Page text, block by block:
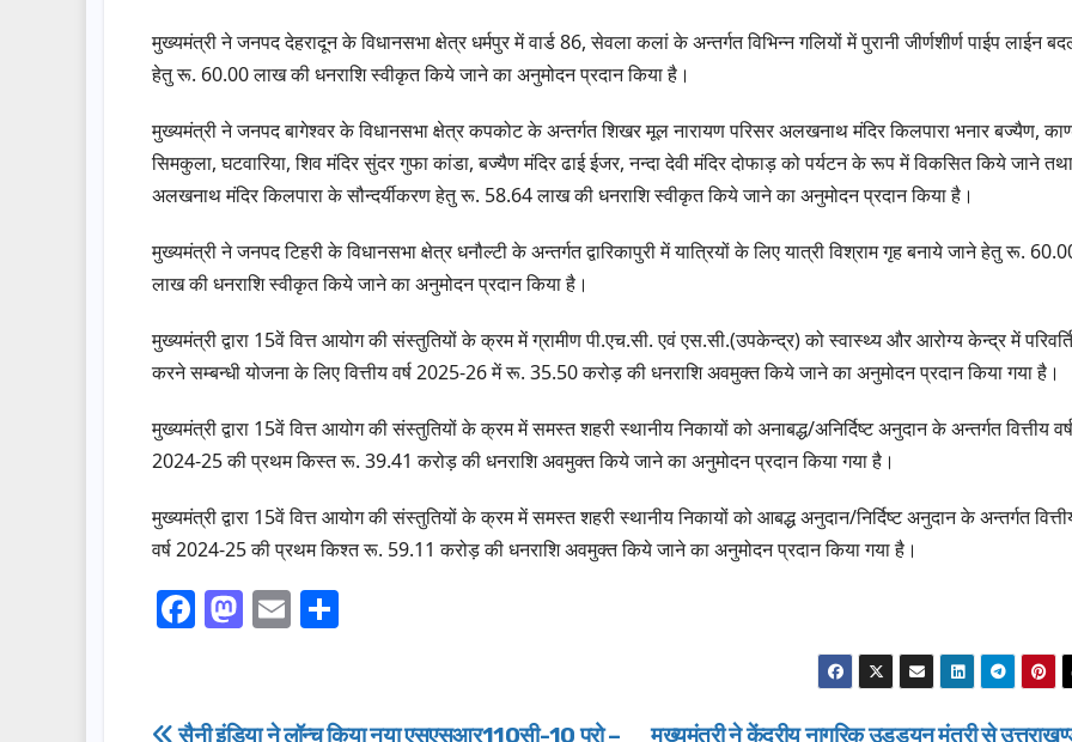
मुख्यमंत्री ने जनपद देहरादून के विधानसभा क्षेत्र धर्मपुर में वार्ड 86, सेवला कलां के अन्तर्गत विभिन्न गलियों में पुरानी जीर्णशीर्ण पाईप लाईन
हेतु रू. 60.00 लाख की धनराशि स्वीकृत किये जाने का अनुमोदन प्रदान किया है।
मुख्यमंत्री ने जनपद बागेश्वर के विधानसभा क्षेत्र कपकोट के अन्तर्गत शिखर मूल नारायण परिसर अलखनाथ मंदिर किलपारा भनार बज्यैण,
सिमकुला, घटवारिया, शिव मंदिर सुंदर गुफा कांडा, बज्यैण मंदिर ढाई ईजर, नन्दा देवी मंदिर दोफाड़ को पर्यटन के रूप में विकसित किये जाने तथा
अलखनाथ मंदिर किलपारा के सौन्दर्यीकरण हेतु रू. 58.64 लाख की धनराशि स्वीकृत किये जाने का अनुमोदन प्रदान किया है।
मुख्यमंत्री ने जनपद टिहरी के विधानसभा क्षेत्र धनौल्टी के अन्तर्गत द्वारिकापुरी में यात्रियों के लिए यात्री विश्राम गृह बनाये जाने हेतु रू.
लाख की धनराशि स्वीकृत किये जाने का अनुमोदन प्रदान किया है।
मुख्यमंत्री द्वारा 15वें वित्त आयोग की संस्तुतियों के क्रम में ग्रामीण पी.एच.सी. एवं एस.सी.(उपकेन्द्र) को स्वास्थ्य और आरोग्य केन्द्र में
करने सम्बन्धी योजना के लिए वित्तीय वर्ष 2025-26 में रू. 35.50 करोड़ की धनराशि अवमुक्त किये जाने का अनुमोदन प्रदान किया गया है।
मुख्यमंत्री द्वारा 15वें वित्त आयोग की संस्तुतियों के क्रम में समस्त शहरी स्थानीय निकायों को अनाबद्ध/अनिर्दिष्ट अनुदान के अन्तर्गत वित्तीय वर्ष
2024-25 की प्रथम किस्त रू. 39.41 करोड़ की धनराशि अवमुक्त किये जाने का अनुमोदन प्रदान किया गया है।
मुख्यमंत्री द्वारा 15वें वित्त आयोग की संस्तुतियों के क्रम में समस्त शहरी स्थानीय निकायों को आबद्ध अनुदान/निर्दिष्ट अनुदान के अन्तर्गत
वर्ष 2024-25 की प्रथम किश्त रू. 59.11 करोड़ की धनराशि अवमुक्त किये जाने का अनुमोदन प्रदान किया गया है।
F
e
M
o
E
e
मुख्यमंत्री ने केंद्रीय नागरिक उड्डयन मंत्री से
सैनी इंडिया ने लॉन्च किया नया एसएसआर110सी-10 प्रो –
मसूरी विधानसभा को
17.80 करोड़ की विकास
योजनाओं की सौगात, सीएम
शिलान्यास.
AUGUST 4, 2026
हरिद्वार में
कांवड़ियों पर
मुख्यमंत्री